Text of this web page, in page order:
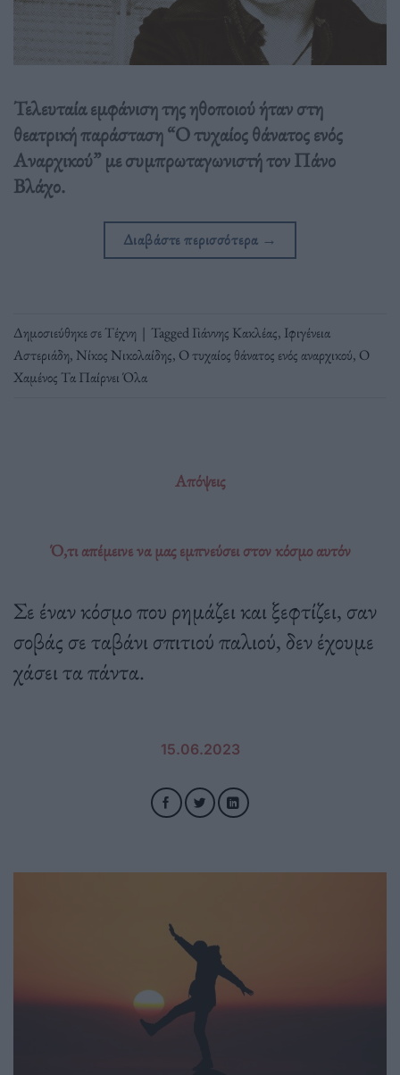
Τελευταία εμφάνιση της ηθοποιού ήταν στη
θεατρική παράσταση “Ο τυχαίος θάνατος ενός
Αναρχικού” με συμπρωταγωνιστή τον Πάνο
Βλάχο.
Διαβάστε περισσότερα →
Δημοσιεύθηκε σεΤέχνη | TaggedΓιάννης Κακλέας, Ιφιγένεια
Αστεριάδη, Νίκος Νικολαίδης, Ο τυχαίος θάνατος ενός αναρχικού, Ο
Χαμένος Τα Παίρνει Όλα
Απόψεις
Ό,τι απέμεινε να μας εμπνεύσει στον κόσμο αυτόν
Σε έναν κόσμο που ρημάζει και ξεφτίζει, σαν
σοβάς σε ταβάνι σπιτιού παλιού, δεν έχουμε
χάσει τα πάντα.
15.06.2023